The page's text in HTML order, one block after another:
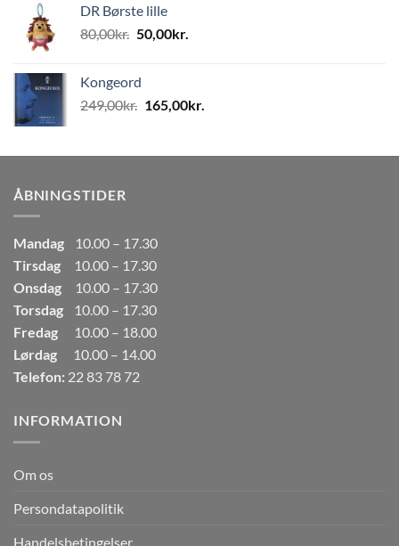
var:
80,00kr..50,00kr..
DR Børste lille
80,00kr. Den
var:
80,00kr..
50,00kr.
50,00kr..
Kongeord
249,00kr. Den
var:
165,00kr.
er:
ÅBNINGSTIDER
Mandag
10.00 – 17.30
Tirsdag
10.00 – 17.30
Onsdag
10.00 – 17.30
Torsdag
10.00 – 17.30
Fredag
10.00 – 18.00
Lørdag
10.00 – 14.00
Telefon: 22 83 78 72
INFORMATION
Om os
Persondatapolitik
Handelsbetingelser